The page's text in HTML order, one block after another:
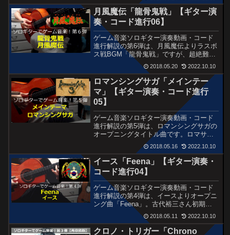
月風魔伝「龍骨鬼戦」【ギター演
奏・コード進行06】
ゲーム音楽ソロギター演奏動画・コード
進行解説の第6弾は、月風魔伝よりラスボ
ス戦BGM「龍骨鬼戦」ですが、超絶難易
度でテクニックの限界に挑んだ演奏にな
2018.05.20 2022.10.10
ロマンシングサガ「メインテー
マ」【ギター演奏・コード進行
05】
ゲーム音楽ソロギター演奏動画・コード
進行解説の第5弾は、ロマンシングサガの
オープニングタイトル曲です。ロマサガ
シリーズ通してのメインテーマ曲であ
り、想い出深い曲です。
2018.05.16 2022.10.10
イース「Feena」【ギター演奏・
コード進行04】
ゲーム音楽ソロギター演奏動画・コード
進行解説の第4弾は、イースよりオープニ
ング曲「Feena」。古代裕三さん初期の
代表曲で、映画音楽のような雰囲気が衝
2018.05.11 2022.10.10
クロノ・トリガー「Chrono